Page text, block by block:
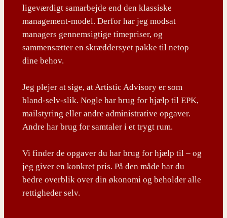
ligeværdigt samarbejde end den klassiske
management-model. Derfor har jeg modsat
managers gennemsigtige timepriser, og
sammensætter en skræddersyet pakke til netop
dine behov.
Jeg plejer at sige, at Artistic Advisory er som
bland-selv-slik. Nogle har brug for hjælp til EPK,
mailstyring eller andre administrative opgaver.
Andre har brug for samtaler i et trygt rum.
Vi finder de opgaver du har brug for hjælp til – og
jeg giver en konkret pris. På den måde har du
bedre overblik over din økonomi og beholder alle
rettigheder selv.